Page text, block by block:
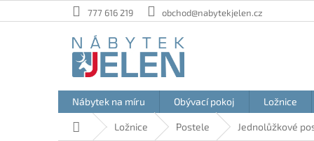
na
777 616 219 obchod@nabytekjelen.cz
Nábytek na míru Obývací pokoj Ložnice
Domů Ložnice Postele Jednolůžkové